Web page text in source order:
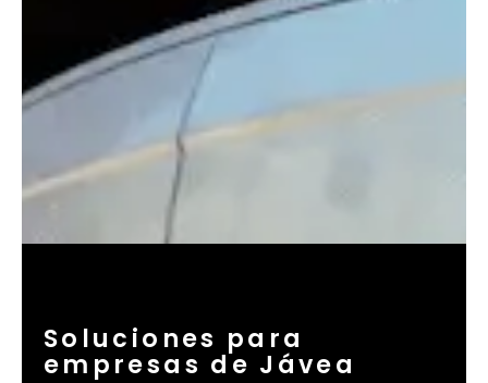
Soluciones para
empresas de Jávea